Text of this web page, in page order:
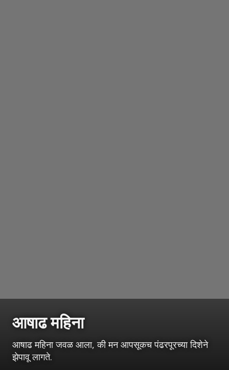
आषाढ महिना
आषाढ महिना जवळ आला, की मन आपसूकच पंढरपूरच्या दिशेने
झेपावू लागते.